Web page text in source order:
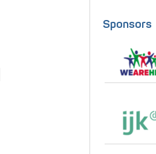
Sponsors